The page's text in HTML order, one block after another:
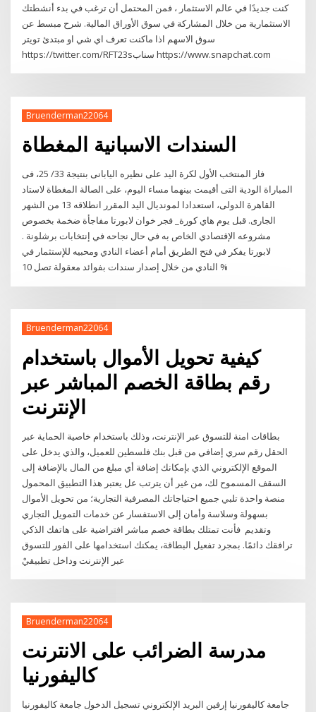
كنت جديدًا في عالم الاستثمار ، فمن المحتمل أن ترغب في بدء أنشطتك
الاستثمارية من خلال المشاركة في سوق الأوراق المالية. شرح مبسط عن
سوق الاسهم اذا ماكنت تعرف اي شي او مبتدئ تويتر
https://twitter.com/RFT23sسناب https://www.snapchat.com
Bruenderman22064
السندات الاسبانية المغطاة
فاز المنتخب الأول لكرة اليد على نظيره اليابانى بنتيجة 33/ 25، فى
المباراة الودية التى أقيمت بينهما مساء اليوم، على الصالة المغطاة لاستاد
القاهرة الدولى، استعدادا لمونديال اليد المقرر انطلاقه 13 من الشهر
الجارى. قبل يوم هاي كورة_ فجر خوان لابورتا مفاجأة ضخمة بخصوص
مشروعه الإقتصادي الخاص به في حال نجاحه في إنتخابات برشلونة .
لابورتا يفكر في فتح الطريق أمام أعضاء النادي ومحبيه للإستثمار في
النادي من خلال إصدار سندات بفوائد معقولة تصل 10 %
Bruenderman22064
كيفية تحويل الأموال باستخدام
رقم بطاقة الخصم المباشر عبر
الإنترنت
بطاقات امنة للتسوق عبر الإنترنت، وذلك باستخدام خاصية الحماية عبر
الحقل رقم سري إضافي من قبل بنك فلسطين للعميل، والذي يدخل على
الموقع الإلكتروني الذي بإمكانك إضافة أي مبلغ من المال بالإضافة إلى
السقف المسموح لك، من غير أن يترتب عل يعتبر هذا التطبيق المحمول
منصة واحدة تلبي جميع احتياجاتك المصرفية التجارية؛ من تحويل الأموال
بسهولة وسلاسة وأمان إلى الاستفسار عن خدمات التمويل التجاري
وتقديم فأنت تمتلك بطاقة خصم مباشر افتراضية على هاتفك الذكي
ترافقك دائمًا. بمجرد تفعيل البطاقة، يمكنك استخدامها على الفور للتسوق
Bruenderman22064
مدرسة الضرائب على الانترنت
كاليفورنيا
جامعة كاليفورنيا إرفين البريد الإلكتروني تسجيل الدخول جامعة كاليفورنيا